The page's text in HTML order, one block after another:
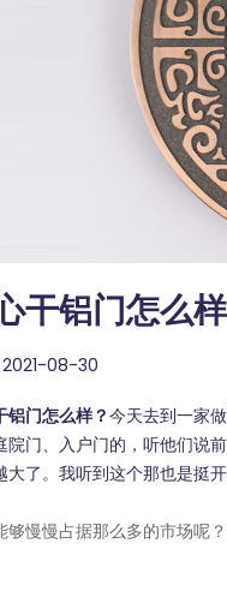
干铝门怎么样
2021-08-30
铝门怎么样？今天去到一家
院门、入户门的，听他们说
大了。我听到这个那也是挺
慢占据那么多的市场呢？